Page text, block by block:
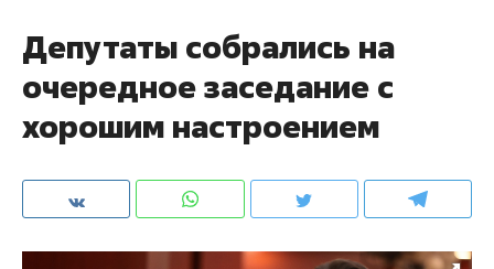
Депутаты собрались на
очередное заседание с
хорошим настроением